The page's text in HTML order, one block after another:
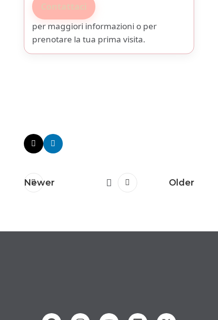
Contattaci
per maggiori informazioni o per
prenotare la tua prima visita.
Newer Older